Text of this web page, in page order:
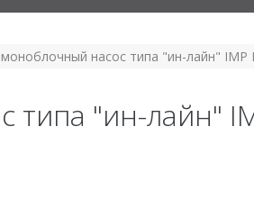
насос типа "ин-лайн" IMP
"ин-лайн"